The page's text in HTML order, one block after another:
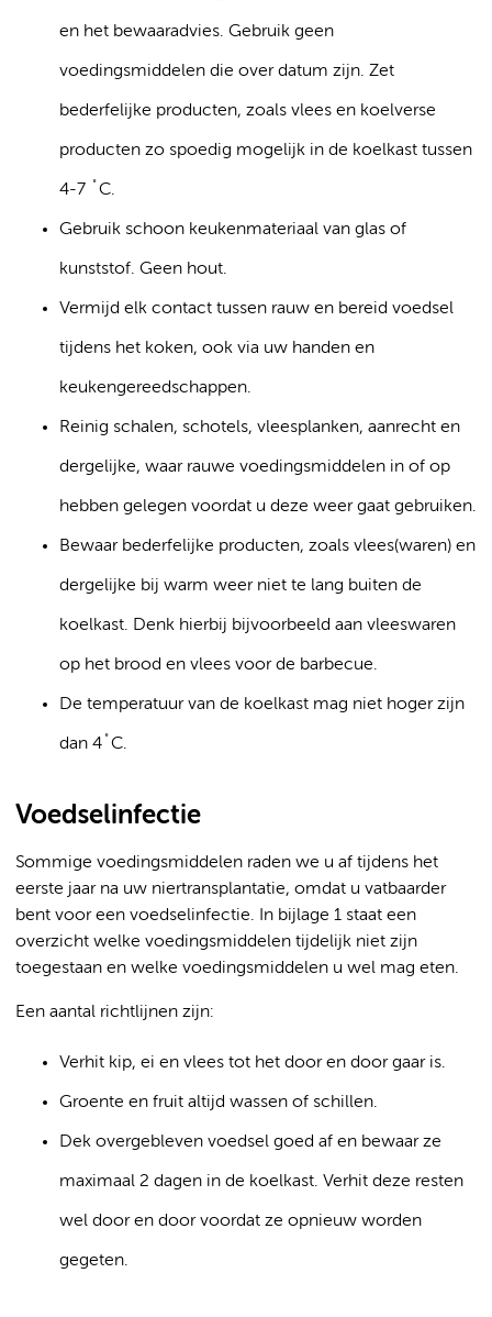
en het bewaaradvies. Gebruik geen
voedingsmiddelen die over datum zijn. Zet
bederfelijke producten, zoals vlees en koelverse
producten zo spoedig mogelijk in de koelkast tussen
4-7 ˚C.
Gebruik schoon keukenmateriaal van glas of
kunststof. Geen hout.
Vermijd elk contact tussen rauw en bereid voedsel
tijdens het koken, ook via uw handen en
keukengereedschappen.
Reinig schalen, schotels, vleesplanken, aanrecht en
dergelijke, waar rauwe voedingsmiddelen in of op
hebben gelegen voordat u deze weer gaat gebruiken.
Bewaar bederfelijke producten, zoals vlees(waren) en
dergelijke bij warm weer niet te lang buiten de
koelkast. Denk hierbij bijvoorbeeld aan vleeswaren
op het brood en vlees voor de barbecue.
De temperatuur van de koelkast mag niet hoger zijn
dan 4˚C.
Voedselinfectie
Sommige voedingsmiddelen raden we u af tijdens het
eerste jaar na uw niertransplantatie, omdat u vatbaarder
bent voor een voedselinfectie. In bijlage 1 staat een
overzicht welke voedingsmiddelen tijdelijk niet zijn
toegestaan en welke voedingsmiddelen u wel mag eten.
Een aantal richtlijnen zijn:
Verhit kip, ei en vlees tot het door en door gaar is.
Groente en fruit altijd wassen of schillen.
Dek overgebleven voedsel goed af en bewaar ze
maximaal 2 dagen in de koelkast. Verhit deze resten
wel door en door voordat ze opnieuw worden
gegeten.